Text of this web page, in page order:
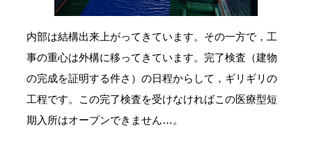
内部は結構出来上がってきています。その一方で，工
事の重心は外構に移ってきています。完了検査（建物
の完成を証明する件さ）の日程からして，ギリギリの
工程です。この完了検査を受けなければこの医療型短
期入所はオープンできません…。